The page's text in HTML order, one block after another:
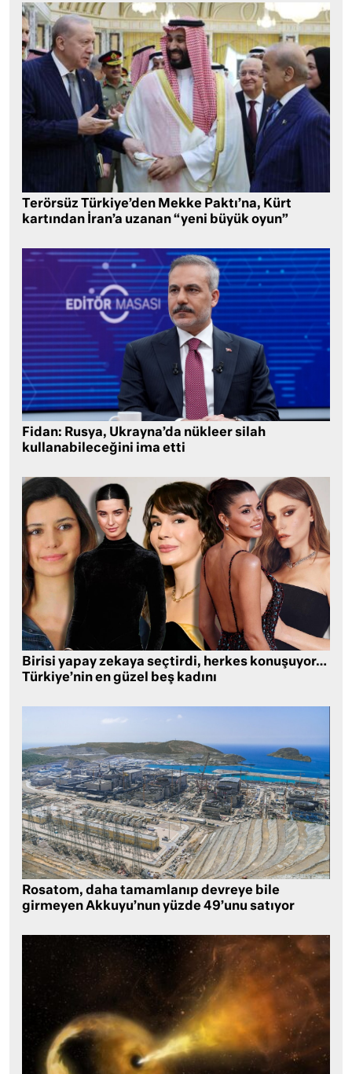
Terörsüz Türkiye’den Mekke Paktı’na, Kürt
kartından İran’a uzanan “yeni büyük oyun”
Fidan: Rusya, Ukrayna’da nükleer silah
kullanabileceğini ima etti
Birisi yapay zekaya seçtirdi, herkes konuşuyor…
Türkiye’nin en güzel beş kadını
Rosatom, daha tamamlanıp devreye bile
girmeyen Akkuyu’nun yüzde 49’unu satıyor